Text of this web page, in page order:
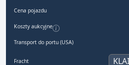
Cena pojazdu
Koszty aukcyjne
Transport do portu (USA)
Fracht